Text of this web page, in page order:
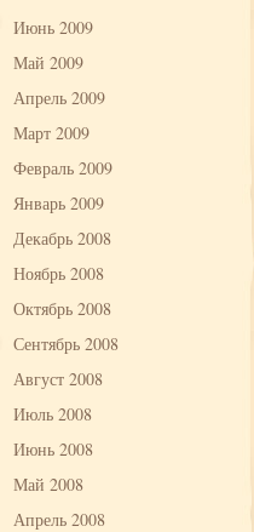
Июнь 2009
Май 2009
Апрель 2009
Март 2009
Февраль 2009
Январь 2009
Декабрь 2008
Ноябрь 2008
Октябрь 2008
Сентябрь 2008
Август 2008
Июль 2008
Июнь 2008
Май 2008
Апрель 2008